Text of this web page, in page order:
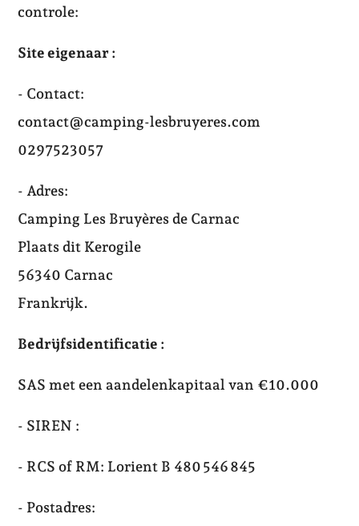
controle:
Site eigenaar :
- Contact:
contact@camping-lesbruyeres.com
0297523057
- Adres:
Camping Les Bruyères de Carnac
Plaats dit Kerogile
56340 Carnac
Frankrijk.
Bedrijfsidentificatie :
SAS met een aandelenkapitaal van €10.000
- SIREN :
- RCS of RM: Lorient B 480 546 845
- Postadres: